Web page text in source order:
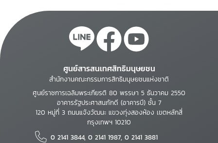
ศูนย์สารสนเทศสิทธิมนุษยชน
สำนักงานคณะกรรมการสิทธิมนุษยชนแห่งชาติ
ศูนย์ราชการเฉลิมพระเกียรติ 80 พรรษา 5 ธันวาคม 2550
อาคารรัฐประศาสนภักดี (อาคารบี) ชั้น 7
120 หมู่ที่ 3 ถนนแจ้งวัฒนะ แขวงทุ่งสองห้อง เขตหลักสี่
กรุงเทพฯ 10210
0 2141 3844, 0 2141 1987, 0 2141 3881